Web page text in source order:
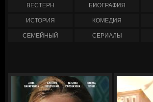
ВЕСТЕРН БИОГРАФИЯ
ИСТОРИЯ КОМЕДИЯ
СЕМЕЙНЫЙ СЕРИАЛЫ